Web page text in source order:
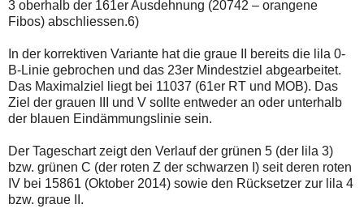
3 oberhalb der 161er Ausdehnung (20742 – orangene
Fibos) abschliessen.6)
In der korrektiven Variante hat die graue II bereits die lila 0-
B-Linie gebrochen und das 23er Mindestziel abgearbeitet.
Das Maximalziel liegt bei 11037 (61er RT und MOB). Das
Ziel der grauen III und V sollte entweder an oder unterhalb
der blauen Eindämmungslinie sein.
Der Tageschart zeigt den Verlauf der grünen 5 (der lila 3)
bzw. grünen C (der roten Z der schwarzen I) seit deren roten
IV bei 15861 (Oktober 2014) sowie den Rücksetzer zur lila 4
bzw. graue II.